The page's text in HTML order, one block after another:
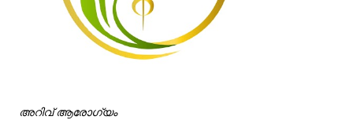
അറിവ് ആരോഗ്യം